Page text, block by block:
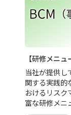
【研修メニ
当社が提供し
関する実践的
おけるリスク
富な研修メニ